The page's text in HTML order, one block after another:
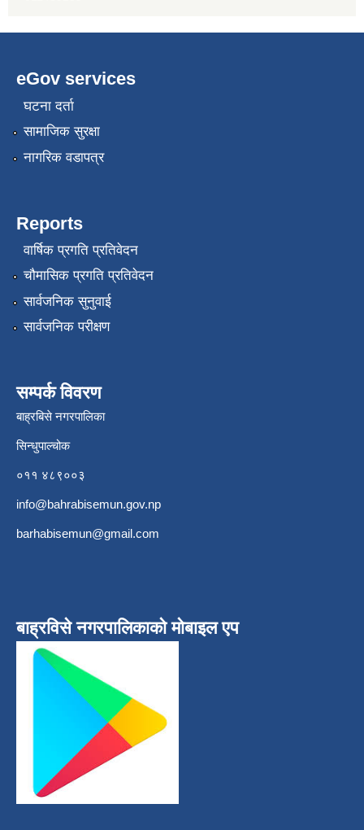
eGov services
घटना दर्ता
सामाजिक सुरक्षा
नागरिक वडापत्र
Reports
वार्षिक प्रगति प्रतिवेदन
चौमासिक प्रगति प्रतिवेदन
सार्वजनिक सुनुवाई
सार्वजनिक परीक्षण
सम्पर्क विवरण
बाह्रबिसे नगरपालिका
सिन्धुपाल्चोक
०११ ४८९००३
info@bahrabisemun.gov.np
barhabisemun@gmail.com
बाह्रविसे नगरपालिकाकाे माेबाइल एप